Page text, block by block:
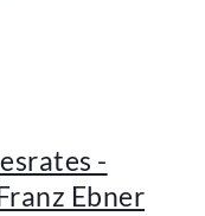
-
Ebner